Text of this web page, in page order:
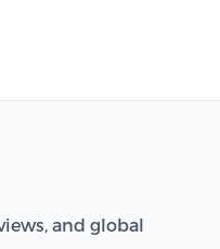
and global